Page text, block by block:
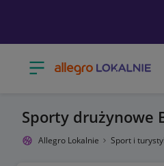
Otwórz menu z kategoriami
Sporty drużynowe
Allegro Lokalnie Sport i